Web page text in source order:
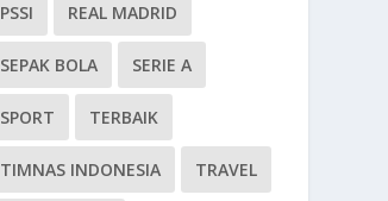
PSSI REAL MADRID
SEPAK BOLA SERIE A
SPORT TERBAIK
TIMNAS INDONESIA TRAVEL